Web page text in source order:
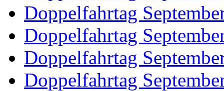
Doppelfahrtag
Doppelfahrtag
Doppelfahrtag
Doppelfahrtag